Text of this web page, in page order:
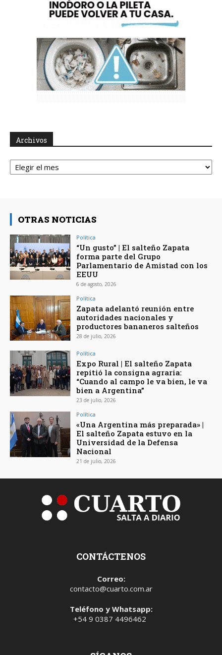
Archivos
Archivos
OTRAS NOTICIAS
Política
“Un gusto” | El salteño Zapata
forma parte del Grupo
Parlamentario de Amistad con los
EEUU
6 de agosto, 2026
Política
Zapata adelantó reunión entre
autoridades nacionales y
productores bananeros salteños
28 de julio, 2026
Política
Expo Rural | El salteño Zapata
repitió la consigna agraria:
“Cuando al campo le va bien, le va
bien a Argentina”
23 de julio, 2026
Política
«Una Argentina más preparada» |
El salteño Zapata estuvo en la
Universidad de la Defensa
Nacional
21 de julio, 2026
CONTÁCTENOS
Correo:
contacto@cuarto.com.ar
Teléfono y Whatsapp:
+54 9 0387 4496462